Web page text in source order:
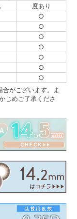
度あり
○
○
○
○
○
○
○
がございます。ま
じめご了承くださ